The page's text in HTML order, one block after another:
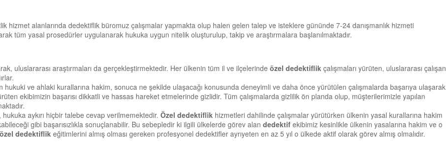
hizmet alanlarında dedektiflik büromuz çalışmalar yapmakta olup halen gelen talep ve isteklere gününde 7-24 danışmanlık hizmeti
tüm yasal prosedürler uygulanarak hukuka uygun nitelik oluşturulup, takip ve araştırmalara başlanılmaktadır.
uluslararası araştırmaları da gerçekleştirmektedir. Her ülkenin tüm il ve ilçelerinde özel dedektiflik çalışmaları yürüten, uluslararası çalışan
ve ahlaki kurallarına hakim, sonuca ne şekilde ulaşacağı konusunda deneyimli ve daha önce yürütülen çalışmalarda başarıya ulaşarak
ekibimizin başarısı dikkatli ve hassas hareket etmelerinde gizlidir. Tüm çalışmalarda gizlilik ön planda olup, müşterilerimizle yapılan
aykırı hiçbir talebe cevap verilmemektedir. Özel dedektiflik hizmetleri dahilinde çalışmalar yürütürken ülkenin yasal kurallarına hakim
gibi başarısızlıkla sonuçlanabilir. Bu sebepledir ki ilgili ülkelerde görev alan dedektif ekibimiz kesinlikle ülkenin yasalarına hakim ve o
özel dedektiflik eğitimlerini almış olması gereken profesyonel dedektifler ayrıyeten en az 5 yıl o ülkede aktif olarak görev almış olmalıdır.